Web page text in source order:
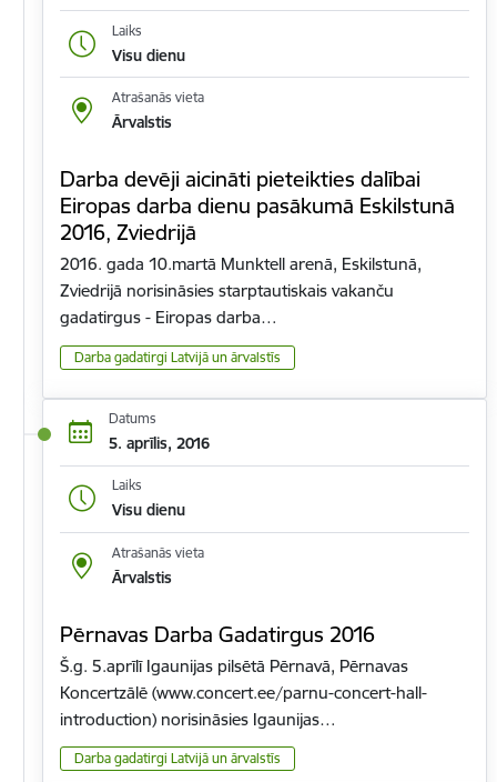
Laiks
Visu dienu
Atrašanās vieta
Ārvalstis
Darba devēji aicināti pieteikties dalībai
Eiropas darba dienu pasākumā Eskilstunā
2016, Zviedrijā
2016. gada 10.martā Munktell arenā, Eskilstunā,
Zviedrijā norisināsies starptautiskais vakanču
gadatirgus - Eiropas darba…
Darba gadatirgi Latvijā un ārvalstīs
Datums
5. aprīlis, 2016
Laiks
Visu dienu
Atrašanās vieta
Ārvalstis
Pērnavas Darba Gadatirgus 2016
Š.g. 5.aprīlī Igaunijas pilsētā Pērnavā, Pērnavas
Koncertzālē (www.concert.ee/parnu-concert-hall-
introduction) norisināsies Igaunijas…
Darba gadatirgi Latvijā un ārvalstīs